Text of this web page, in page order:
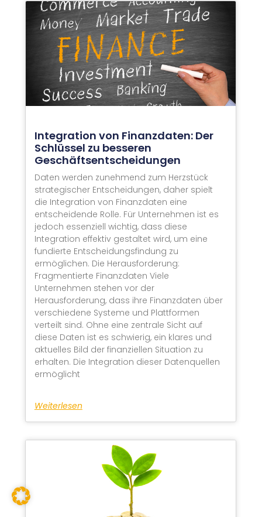
Integration von Finanzdaten: Der
Schlüssel zu besseren
Geschäftsentscheidungen
Daten werden zunehmend zum Herzstück
strategischer Entscheidungen, daher spielt
die Integration von Finanzdaten eine
entscheidende Rolle. Für Unternehmen ist es
jedoch essenziell wichtig, dass diese
Integration effektiv gestaltet wird, um eine
fundierte Entscheidungsfindung zu
ermöglichen. Die Herausforderung:
Fragmentierte Finanzdaten Viele
Unternehmen stehen vor der
Herausforderung, dass ihre Finanzdaten über
verschiedene Systeme und Plattformen
verteilt sind. Ohne eine zentrale Sicht auf
diese Daten ist es schwierig, ein klares und
aktuelles Bild der finanziellen Situation zu
erhalten. Die Integration dieser Datenquellen
ermöglicht
Weiterlesen